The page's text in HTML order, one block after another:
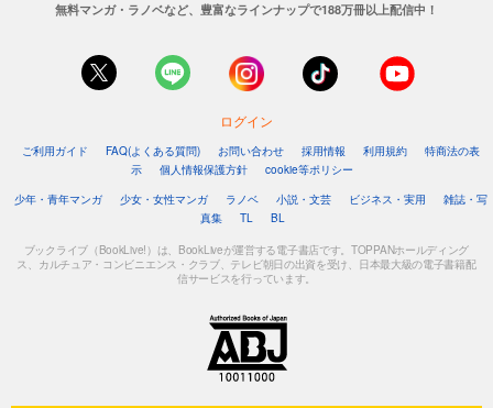
無料マンガ・ラノベなど、豊富なラインナップで188万冊以上配信中！
ログイン
ご利用ガイド FAQ(よくある質問) お問い合わせ 採用情報 利用規約
特商法の表
示
個人情報保護方針
cookie等ポリシー
少年・青年マンガ
少女・女性マンガ ラノベ 小説・文芸 ビジネス・実用
雑誌・写
真集
TL BL
ブックライブ（BookLive!）は、BookLiveが運営する電子書店です。TOPPANホールディング
ス、カルチュア・コンビニエンス・クラブ、テレビ朝日の出資を受け、日本最大級の電子書籍配
信サービスを行っています。